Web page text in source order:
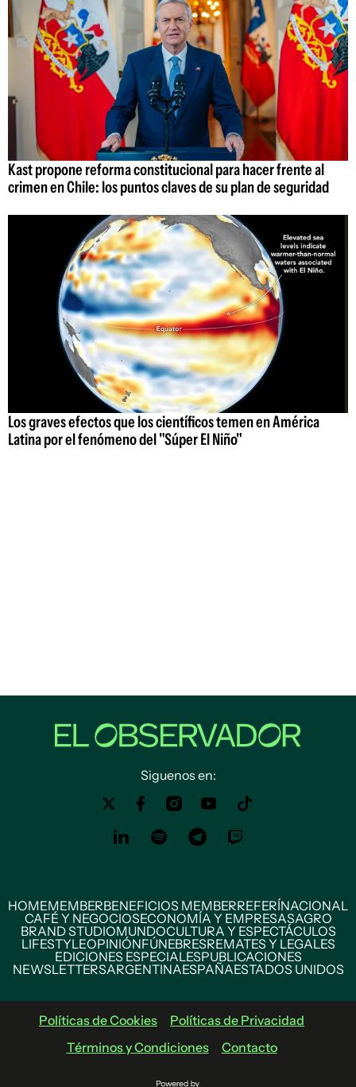
Kast propone reforma constitucional para hacer frente al
crimen en Chile: los puntos claves de su plan de seguridad
Los graves efectos que los científicos temen en América
Latina por el fenómeno del "Súper El Niño"
Siguenos en:
HOMEMEMBERBENEFICIOS MEMBERREFERÍNACIONAL
CAFÉ Y NEGOCIOSECONOMÍA Y EMPRESASAGRO
BRAND STUDIOMUNDOCULTURA Y ESPECTÁCULOS
LIFESTYLEOPINIÓNFÚNEBRESREMATES Y LEGALES
EDICIONES ESPECIALESPUBLICACIONES
NEWSLETTERSARGENTINAESPAÑAESTADOS UNIDOS
Políticas de Cookies
Políticas de Privacidad
Términos y Condiciones
Contacto